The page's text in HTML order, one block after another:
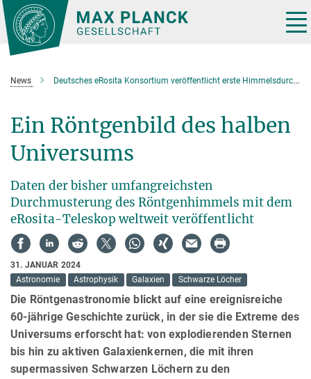
Hauptinhalt
News Deutsches eRosita Konsortium veröffentlicht erste Himmelsdurchmusterung im Röntgenlicht
Ein Röntgenbild des halben
Universums
Daten der bisher umfangreichsten
Durchmusterung des Röntgenhimmels mit dem
eRosita-Teleskop weltweit veröffentlicht
31. JANUAR 2024
Astronomie
Astrophysik Galaxien Schwarze Löcher
Die Röntgenastronomie blickt auf eine ereignisreiche
60-jährige Geschichte zurück, in der sie die Extreme des
Universums erforscht hat: von explodierenden Sternen
bis hin zu aktiven Galaxienkernen, die mit ihren
supermassiven Schwarzen Löchern zu den